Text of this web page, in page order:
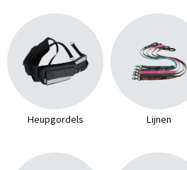
Heupgordels Lijnen